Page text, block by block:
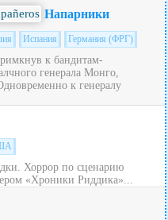
Напарники
Испания Германия (ФРГ)
к бандитам-
генерала Монго,
к генералу
Хоррор по сценарию
«Хроники Риддика»...